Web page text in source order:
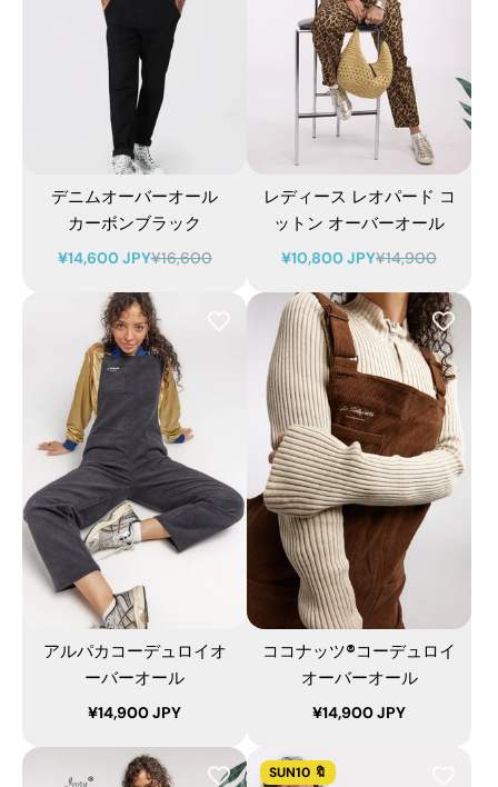
デニムオーバーオール
カーボンブラック
¥14,600 JPY¥16,600
レディース レオパード コ
ットン オーバーオール
¥10,800 JPY¥14,900
アルパカコーデュロイオ
ーバーオール
¥14,900 JPY
ココナッツ®コーデュロイ
オーバーオール
¥14,900 JPY
SUN10 🔖